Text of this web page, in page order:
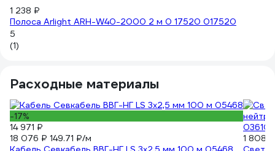
1 238 ₽
Полоса Arlight ARH-W40-2000 2 м 0 17520 017520
5
(1)
Расходные материалы
-17%
14 971 ₽
18 076 ₽ 149.71 ₽/м
1 808 ₽